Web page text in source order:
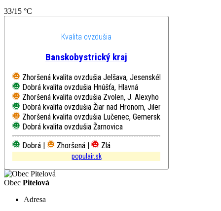
33/15 °C
Kvalita ovzdušia
Banskobystrický kraj
Zhoršená kvalita ovzdušia Jelšava, Jesenského
Dobrá kvalita ovzdušia Hnúšťa, Hlavná
Zhoršená kvalita ovzdušia Zvolen, J. Alexyho
Dobrá kvalita ovzdušia Žiar nad Hronom, Jilemnického
Zhoršená kvalita ovzdušia Lučenec, Gemerská cesta
Dobrá kvalita ovzdušia Žarnovica
Dobrá |
Zhoršená | Zlá
populair.sk
Obec Pitelová
Adresa